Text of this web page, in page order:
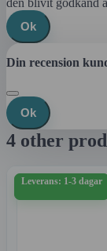
Ok
Din recension
Ok
4 other
Leverans: 1-3 dagar